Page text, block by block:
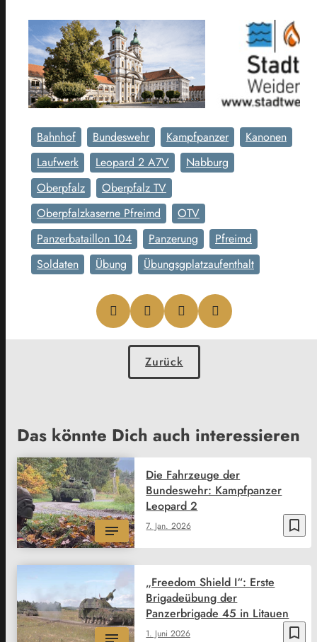
Bahnhof Bundeswehr Kampfpanzer
Kanonen
Laufwerk
Leopard 2 A7V
Nabburg
Oberpfalz
Oberpfalz TV
Oberpfalzkaserne Pfreimd
OTV
Panzerbataillon 104
Panzerung
Pfreimd
Soldaten
Übung Übungsgplatzaufenthalt
Zurück
Das könnte Dich auch interessieren
bookmark_border
7. Jan. 2026
Die Fahrzeuge der
Bundeswehr: Kampfpanzer
Leopard 2
bookmark_border
1. Juni 2026
„Freedom Shield I“: Erste
Brigadeübung der
Panzerbrigade 45 in Litauen